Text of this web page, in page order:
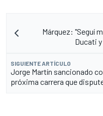
Márquez: "Seguí
Ducati
SIGUIENTE ARTÍCULO
Jorge Martín sancionado
próxima carrera que